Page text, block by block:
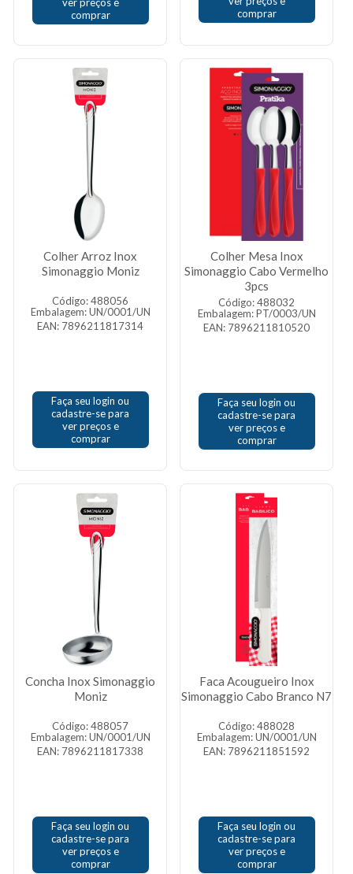
comprar
comprar
Colher Arroz Inox
Simonaggio Moniz
Código: 488056
Embalagem: UN/0001/UN
EAN: 7896211817314
Faça seu login ou
cadastre-se para
ver preços e
comprar
Colher Mesa Inox
Simonaggio Cabo Vermelho
3pcs
Código: 488032
Embalagem: PT/0003/UN
EAN: 7896211810520
Faça seu login ou
cadastre-se para
ver preços e
comprar
Concha Inox Simonaggio
Moniz
Código: 488057
Embalagem: UN/0001/UN
EAN: 7896211817338
Faça seu login ou
cadastre-se para
ver preços e
comprar
Faca Acougueiro Inox
Simonaggio Cabo Branco N7
Código: 488028
Embalagem: UN/0001/UN
EAN: 7896211851592
Faça seu login ou
cadastre-se para
ver preços e
comprar